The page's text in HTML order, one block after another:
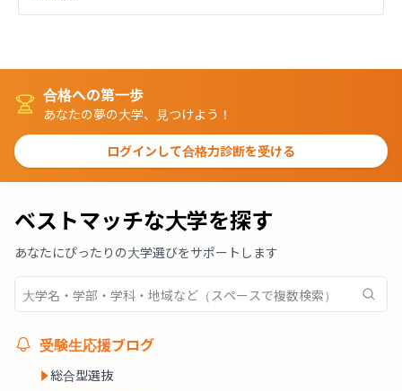
合格への第一歩
あなたの夢の大学、見つけよう！
ログインして合格力診断を受ける
ベストマッチな大学を探す
あなたにぴったりの大学選びをサポートします
受験生応援ブログ
総合型選抜